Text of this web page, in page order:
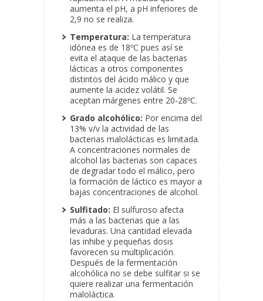
aumenta el pH, a pH inferiores de
2,9 no se realiza.
Temperatura: La temperatura
idónea es de 18ºC pues así se
evita el ataque de las bacterias
lácticas a otros componentes
distintos del ácido málico y que
aumente la acidez volátil. Se
aceptan márgenes entre 20-28ºC.
Grado alcohólico: Por encima del
13% v/v la actividad de las
bacterias malolácticas es limitada.
A concentraciones normales de
alcohol las bacterias son capaces
de degradar todo el málico, pero
la formación de láctico es mayor a
bajas concentraciones de alcohol.
Sulfitado: El sulfuroso afecta
más a las bacterias que a las
levaduras. Una cantidad elevada
las inhibe y pequeñas dosis
favorecen su multiplicación.
Después de la fermentación
alcohólica no se debe sulfitar si se
quiere realizar una fermentación
maloláctica.